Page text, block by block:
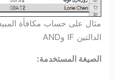
مثال على حساب مكافأة
الدالتين IF وAND
الصيغة المستخدمة: